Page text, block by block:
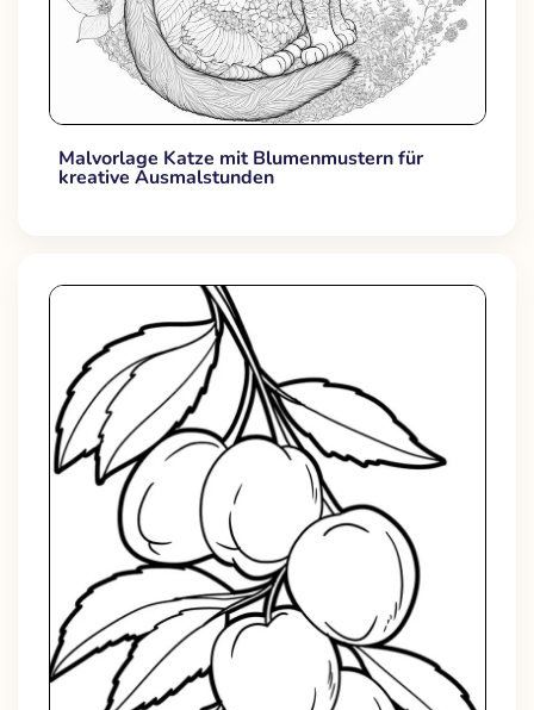
Malvorlage Katze mit Blumenmustern für
kreative Ausmalstunden